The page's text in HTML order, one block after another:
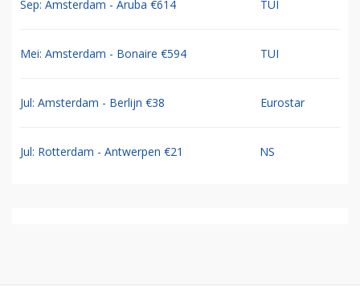
Sep: Amsterdam - Aruba €614 TUI
Mei: Amsterdam - Bonaire €594 TUI
Jul: Amsterdam - Berlijn €38 Eurostar
Jul: Rotterdam - Antwerpen €21 NS